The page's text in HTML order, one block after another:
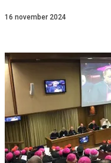
16 november 2024